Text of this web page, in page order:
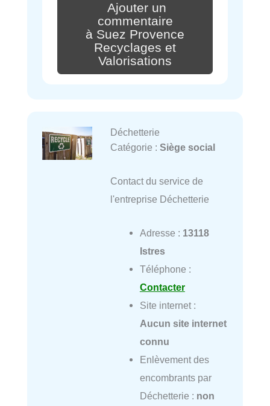
Ajouter un
commentaire
à Suez Provence
Recyclages et
Valorisations
Déchetterie
Catégorie : Siège social
Contact du service de
l'entreprise Déchetterie
Adresse : 13118
Istres
Téléphone :
Contacter
Site internet :
Aucun site internet
connu
Enlèvement des
encombrants par
Déchetterie : non